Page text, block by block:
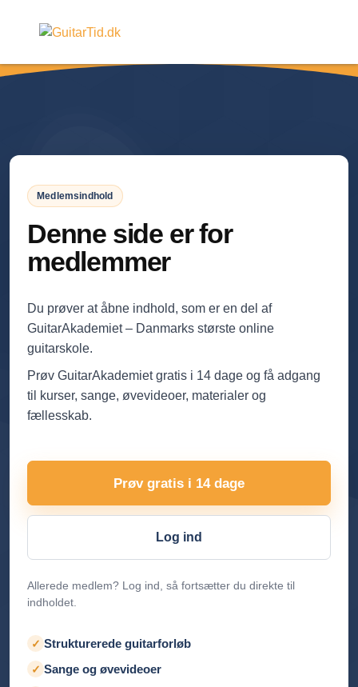
Medlemsindhold
Denne side er for
medlemmer
Du prøver at åbne indhold, som er en del af
GuitarAkademiet – Danmarks største online
guitarskole.
Prøv GuitarAkademiet gratis i 14 dage og få adgang
til kurser, sange, øvevideoer, materialer og
fællesskab.
Prøv gratis i 14 dage
Log ind
Allerede medlem? Log ind, så fortsætter du direkte til
indholdet.
✓ Strukturerede guitarforløb
✓ Sange og øvevideoer